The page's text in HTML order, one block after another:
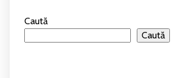
Caută
Caută